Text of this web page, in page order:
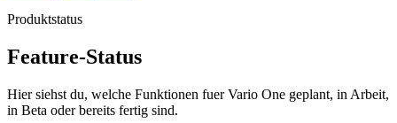
Produktstatus
Feature-Status
Hier siehst du, welche Funktionen fuer Vario One geplant, in Arbeit,
in Beta oder bereits fertig sind.